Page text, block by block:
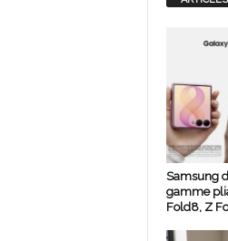
Samsung
gamme
Fold8, Z